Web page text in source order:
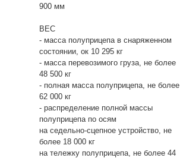
900 мм
ВЕС
- масса полуприцепа в снаряженном
состоянии, ок 10 295 кг
- масса перевозимого груза, не более
48 500 кг
- полная масса полуприцепа, не более
62 000 кг
- распределение полной массы
полуприцепа по осям
на седельно-сцепное устройство, не
более 18 000 кг
на тележку полуприцепа, не более 44